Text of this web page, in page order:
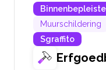
Muurschildering
Sgraffito